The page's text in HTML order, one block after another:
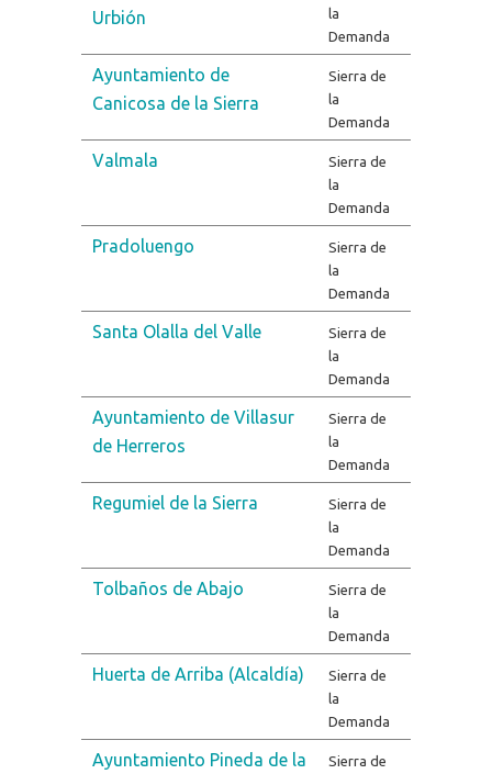
Urbión
la
Demanda
Ayuntamiento de
Canicosa de la Sierra
Sierra de
la
Demanda
Valmala
Sierra de
la
Demanda
Pradoluengo
Sierra de
la
Demanda
Santa Olalla del Valle
Sierra de
la
Demanda
Ayuntamiento de Villasur
de Herreros
Sierra de
la
Demanda
Regumiel de la Sierra
Sierra de
la
Demanda
Tolbaños de Abajo
Sierra de
la
Demanda
Huerta de Arriba (Alcaldía)
Sierra de
la
Demanda
Ayuntamiento Pineda de la
Sierra de